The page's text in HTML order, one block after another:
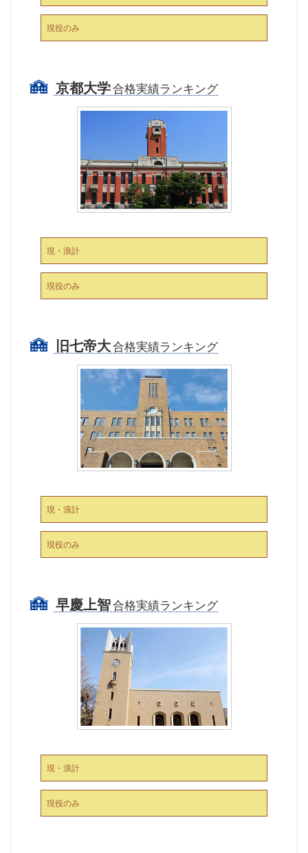
現役のみ
京都大学合格実績ランキング
現・浪計
現役のみ
旧七帝大合格実績ランキング
現・浪計
現役のみ
早慶上智合格実績ランキング
現・浪計
現役のみ